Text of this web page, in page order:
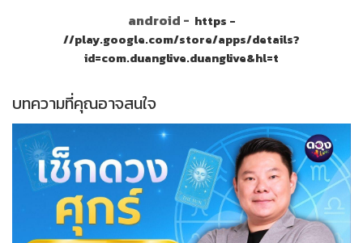
android - https -
//play.google.com/store/apps/details?
id=com.duanglive.duanglive&hl=t
บทความที่คุณอาจสนใจ